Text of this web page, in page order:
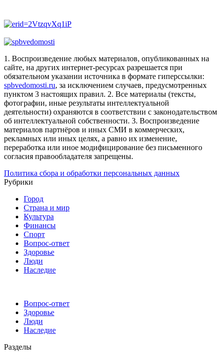
1. Воспроизведение любых материалов, опубликованных на
сайте, на других интернет-ресурсах разрешается при
обязательном указании источника в формате гиперссылки:
spbvedomosti.ru, за исключением случаев, предусмотренных
пунктом 3 настоящих правил. 2. Все материалы (тексты,
фотографии, иные результаты интеллектуальной
деятельности) охраняются в соответствии с законодательством
об интеллектуальной собственности. 3. Воспроизведение
материалов партнёров и иных СМИ в коммерческих,
рекламных или иных целях, а равно их изменение,
переработка или иное модифицирование без письменного
согласия правообладателя запрещены.
Политика сбора и обработки персональных данных
Рубрики
Город
Страна и мир
Культура
Финансы
Спорт
Вопрос-ответ
Здоровье
Люди
Наследие
Вопрос-ответ
Здоровье
Люди
Наследие
Разделы